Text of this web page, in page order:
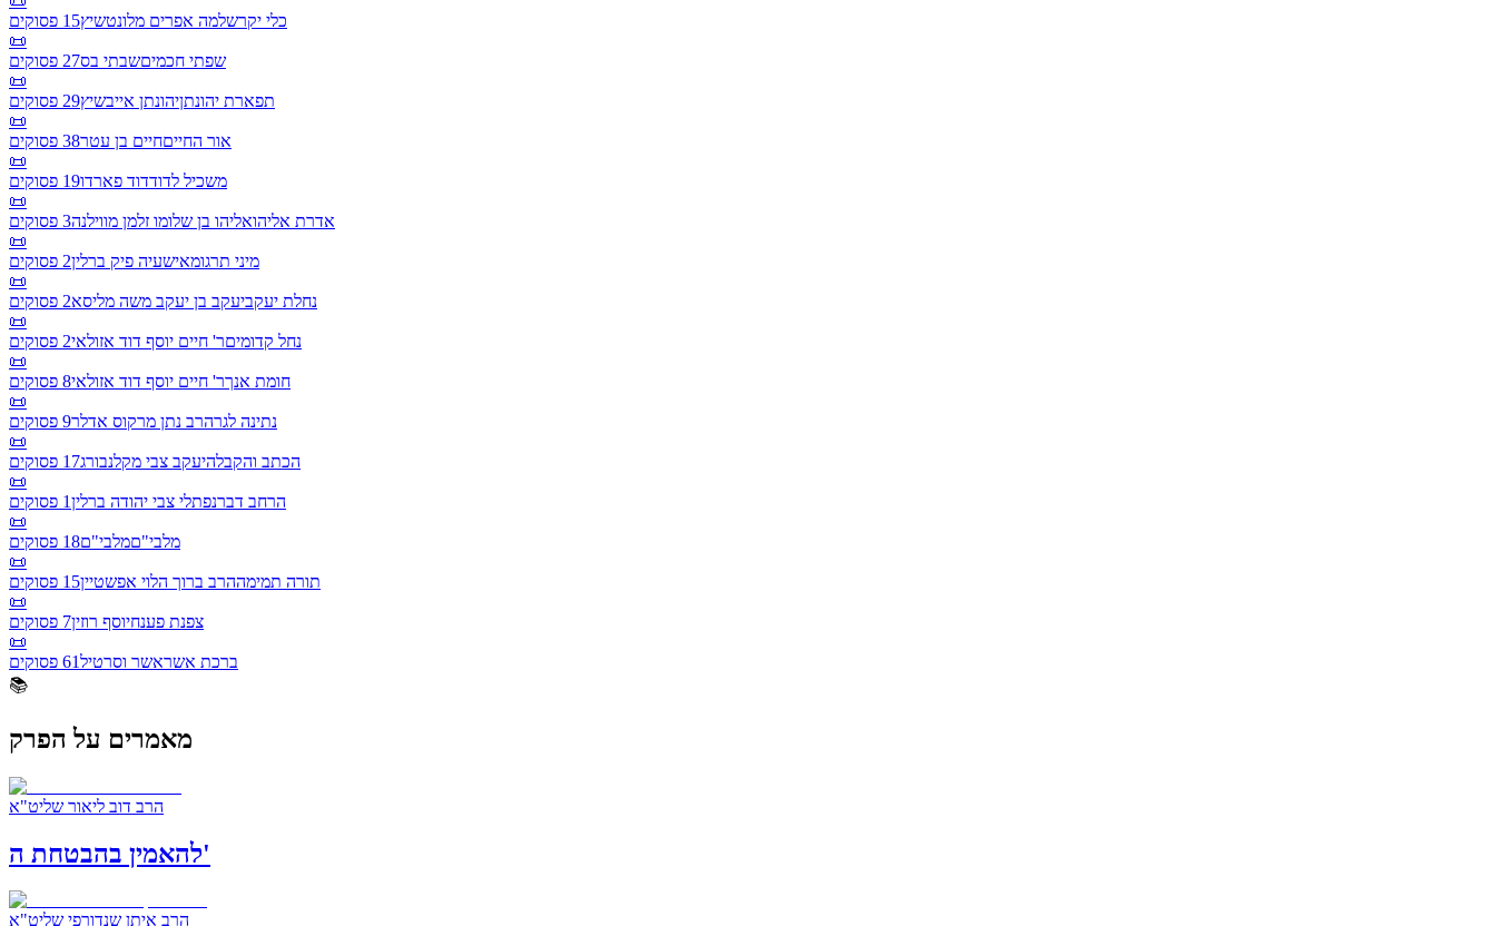
כלי יקרשלמה אפרים מלונטשיץ15 פסוקים
📜
שפתי חכמיםשבתי בס27 פסוקים
📜
תפארת יהונתןיהונתן אייבשיץ29 פסוקים
📜
אור החייםחיים בן עטר38 פסוקים
📜
משכיל לדודדוד פארדו19 פסוקים
📜
אדרת אליהואליהו בן שלומו זלמן מווילנה3 פסוקים
📜
מיני תרגומאישעיה פיק ברלין2 פסוקים
📜
נחלת יעקביעקב בן יעקב משה מליסא2 פסוקים
📜
נחל קדומיםר' חיים יוסף דוד אזולאי2 פסוקים
📜
חומת אנךר' חיים יוסף דוד אזולאי8 פסוקים
📜
נתינה לגרהרב נתן מרקוס אדלר9 פסוקים
📜
הכתב והקבלהיעקב צבי מקלנבורג17 פסוקים
📜
הרחב דברנפתלי צבי יהודה ברלין1 פסוקים
📜
מלבי"םמלבי"ם18 פסוקים
📜
תורה תמימההרב ברוך הלוי אפשטיין15 פסוקים
📜
צפנת פענחיוסף רוזין7 פסוקים
📜
ברכת אשראשר וסרטיל61 פסוקים
📚
מאמרים על הפרק
הרב דוב ליאור שליט"א
להאמין בהבטחת ה'
הרב איתן שנדורפי שליט"א